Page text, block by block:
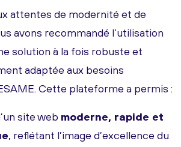
attentes de modernité et de
avons recommandé l’utilisation
solution à la fois robuste et
adaptée aux besoins
Cette plateforme a permis :
site web moderne, rapide et
, reflétant l’image d’excellence du